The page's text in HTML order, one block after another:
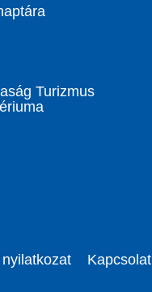
Turizmus
Kapcsolat